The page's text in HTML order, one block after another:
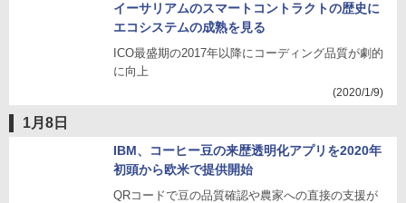
イーサリアムのスマートコントラクトの歴史に
エコシステムの成熟を見る
ICO最盛期の2017年以降にコーディング品質が劇的
に向上
(2020/1/9)
1月8日
IBM、コーヒー豆の来歴透明化アプリを2020年
初頭から欧米で提供開始
QRコードで豆の品質確認や農家への直接の支援が